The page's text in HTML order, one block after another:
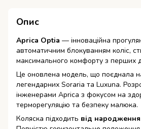
Опис
Aprica Optia — інноваційна
автоматичним блокуванням коліс,
максимального комфорту з перших
Це оновлена модель, що поєднала
легендарних Soraria та Luxuna.
інженерами Aprica з фокусом на
терморегуляцію та безпеку малюка.
Коляска підходить від